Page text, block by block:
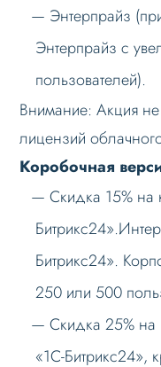
Энтерпрайз
Энтерпрайз с
пользователей).
Внимание: Акция
лицензий
Коробочная
Скидка 15%
Битрикс24».
250 или 500
Скидка 25%
«1С-Битрикс24»,